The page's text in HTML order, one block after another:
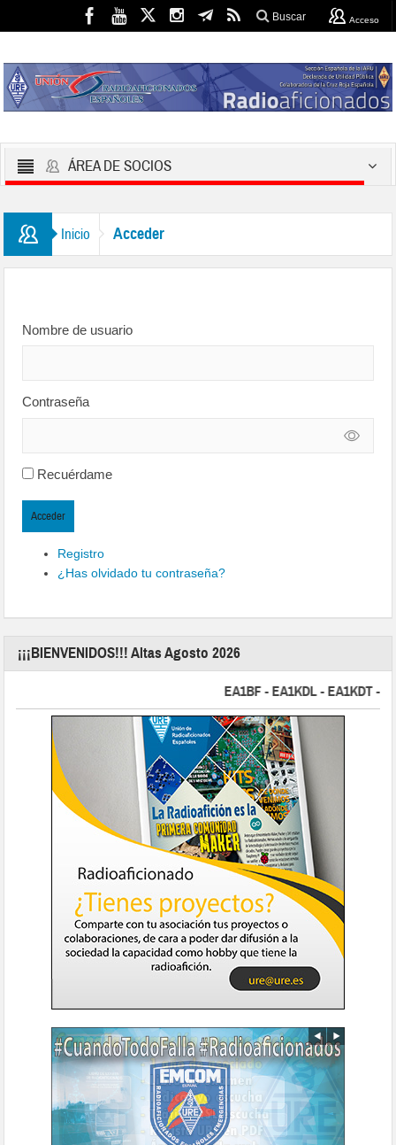
Buscar Acceso
ÁREA DE SOCIOS
Inicio Acceder
Nombre de usuario
Contraseña
Recuérdame
Acceder
Registro
¿Has olvidado tu contraseña?
¡¡¡BIENVENIDOS!!! Altas Agosto 2026
EA1BF - EA1KDL - EA1KDT -